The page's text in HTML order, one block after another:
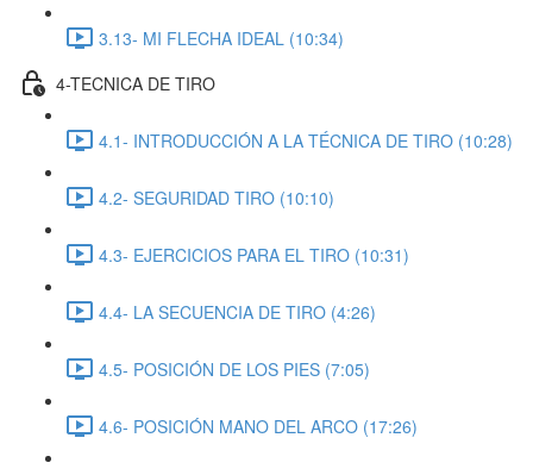
3.13- MI FLECHA IDEAL (10:34)
4-TECNICA DE TIRO
4.1- INTRODUCCIÓN A LA TÉCNICA DE TIRO (10:28)
4.2- SEGURIDAD TIRO (10:10)
4.3- EJERCICIOS PARA EL TIRO (10:31)
4.4- LA SECUENCIA DE TIRO (4:26)
4.5- POSICIÓN DE LOS PIES (7:05)
4.6- POSICIÓN MANO DEL ARCO (17:26)